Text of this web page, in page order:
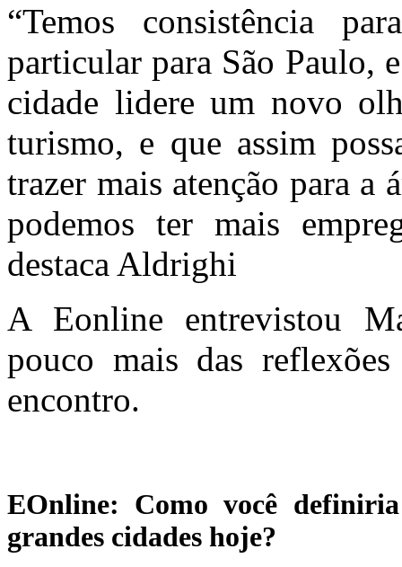
“Temos consistência
particular para São Paulo,
cidade lidere um novo
turismo, e que assim
trazer mais atenção para a
podemos ter mais
destaca Aldrighi
A Eonline entrevistou
pouco mais das
encontro.
EOnline: Como você
grandes cidades hoje?